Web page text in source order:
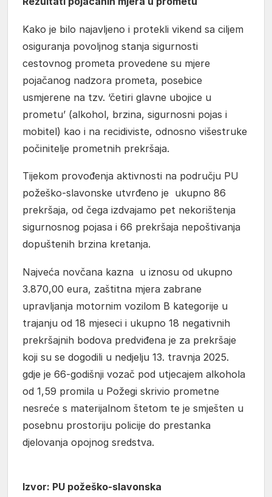
Kako je bilo najavljeno i protekli vikend sa ciljem
osiguranja povoljnog stanja sigurnosti
cestovnog prometa provedene su mjere
pojačanog nadzora prometa, posebice
usmjerene na tzv. ‘četiri glavne ubojice u
prometu’ (alkohol, brzina, sigurnosni pojas i
mobitel) kao i na recidiviste, odnosno višestruke
počinitelje prometnih prekršaja.
Tijekom provođenja aktivnosti na području PU
požeško-slavonske utvrđeno je ukupno 86
prekršaja, od čega izdvajamo pet nekorištenja
sigurnosnog pojasa i 66 prekršaja nepoštivanja
dopuštenih brzina kretanja.
Najveća novčana kazna u iznosu od ukupno
3.870,00 eura, zaštitna mjera zabrane
upravljanja motornim vozilom B kategorije u
trajanju od 18 mjeseci i ukupno 18 negativnih
prekršajnih bodova predviđena je za prekršaje
koji su se dogodili u nedjelju 13. travnja 2025.
gdje je 66-godišnji vozač pod utjecajem alkohola
od 1,59 promila u Požegi skrivio prometne
nesreće s materijalnom štetom te je smješten u
posebnu prostoriju policije do prestanka
djelovanja opojnog sredstva.
Izvor: PU požeško-slavonska